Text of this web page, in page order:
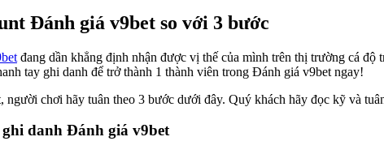
Đánh giá v9bet so với 3 bước
đang dần khẳng định nhận được vị thế của mình trên thị trường cá
tay ghi danh để trở thành 1 thành viên trong Đánh giá v9bet ngay!
chơi hãy tuân theo 3 bước dưới đây. Quý khách hãy đọc kỹ và
danh Đánh giá v9bet